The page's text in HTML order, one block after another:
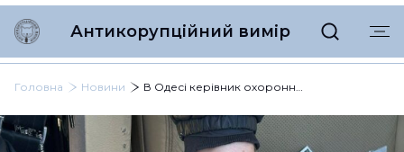
Антикорупційний вимір
Головна Новини В Одесі керівник охоронного агентства вимагав у військовослужбовця 3 тисячі доларів – прокуратура